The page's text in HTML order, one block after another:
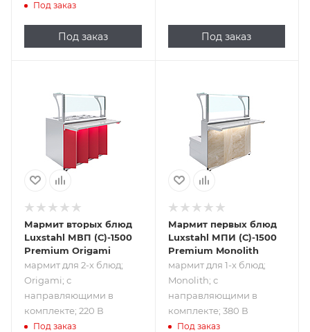
Под заказ
Под заказ Под заказ
мармит для 2-х
блюд; Origami; с
направляющими
в комплекте; 220
Мармит вторых блюд
Luxstahl МВП (С)-1500
Premium Origami
мармит для 2-х блюд;
Origami; с
направляющими в
комплекте; 220 В
Под заказ
мармит для 1-х
блюд; Monolith; с
направляющими
в комплекте; 380
Мармит первых блюд
Luxstahl МПИ (С)-1500
Premium Monolith
мармит для 1-х блюд;
Monolith; с
направляющими в
комплекте; 380 В
Под заказ